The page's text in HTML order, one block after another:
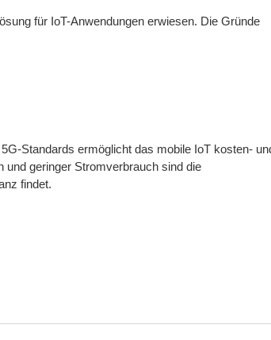
für IoT-Anwendungen erwiesen. Die Gründe
Standards ermöglicht das mobile IoT kosten-
und geringer Stromverbrauch sind die
findet.